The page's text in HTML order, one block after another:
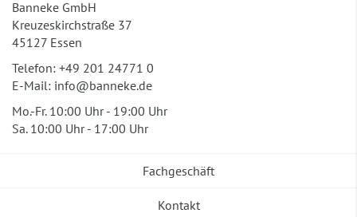
Banneke GmbH
Kreuzeskirchstraße 37
45127 Essen
Telefon: +49 201 24771 0
E-Mail: info@banneke.de
Mo.-Fr. 10:00 Uhr - 19:00 Uhr
Sa. 10:00 Uhr - 17:00 Uhr
Fachgeschäft
Kontakt